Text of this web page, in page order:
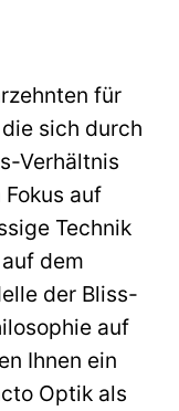
für
die sich durch
Verhältnis
auf
Technik
dem
der Bliss-
auf
Ihnen ein
Optik als